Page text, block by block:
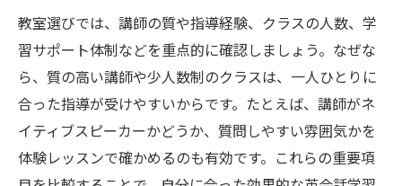
教室選びでは、講師の質や指導経験、クラスの人数、学
習サポート体制などを重点的に確認しましょう。なぜな
ら、質の高い講師や少人数制のクラスは、一人ひとりに
合った指導が受けやすいからです。たとえば、講師がネ
イティブスピーカーかどうか、質問しやすい雰囲気かを
体験レッスンで確かめるのも有効です。これらの重要項